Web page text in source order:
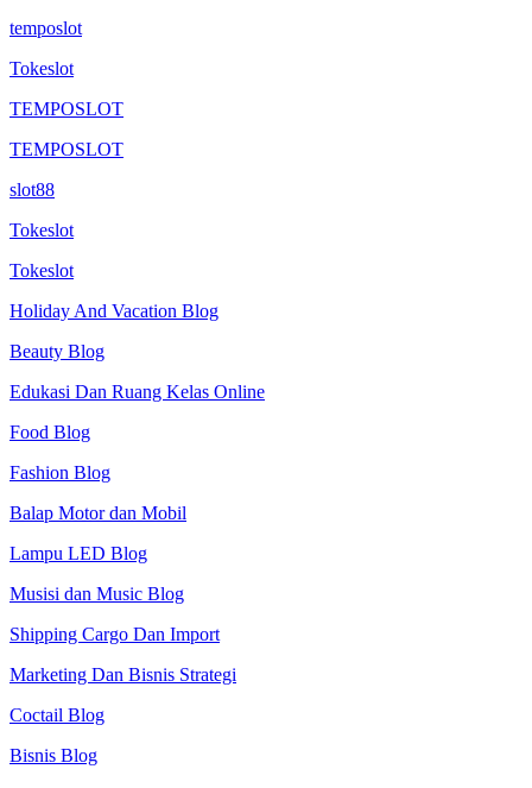
temposlot
Tokeslot
TEMPOSLOT
TEMPOSLOT
slot88
Tokeslot
Tokeslot
Holiday And Vacation Blog
Beauty Blog
Edukasi Dan Ruang Kelas Online
Food Blog
Fashion Blog
Balap Motor dan Mobil
Lampu LED Blog
Musisi dan Music Blog
Shipping Cargo Dan Import
Marketing Dan Bisnis Strategi
Coctail Blog
Bisnis Blog